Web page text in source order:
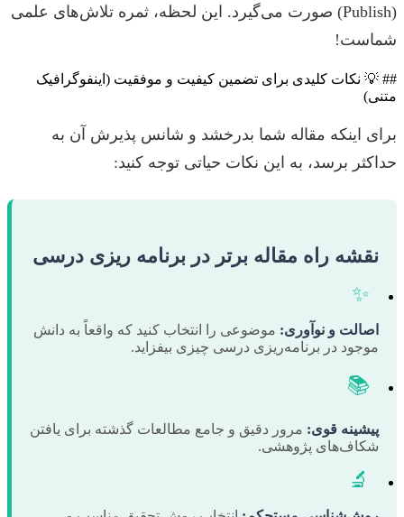
(Publish) صورت می‌گیرد. این لحظه، ثمره تلاش‌های علمی
شماست!
## 💡 نکات کلیدی برای تضمین کیفیت و موفقیت (اینفوگرافیک
متنی)
برای اینکه مقاله شما بدرخشد و شانس پذیرش آن به
حداکثر برسد، به این نکات حیاتی توجه کنید:
نقشه راه مقاله برتر در برنامه ریزی درسی
✨
اصالت و نوآوری: موضوعی را انتخاب کنید که واقعاً به دانش
موجود در برنامه‌ریزی درسی چیزی بیفزاید.
📚
پیشینه قوی: مرور دقیق و جامع مطالعات گذشته برای یافتن
شکاف‌های پژوهشی.
🔬